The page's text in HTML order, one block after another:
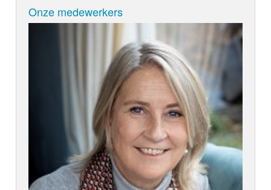
Onze medewerkers